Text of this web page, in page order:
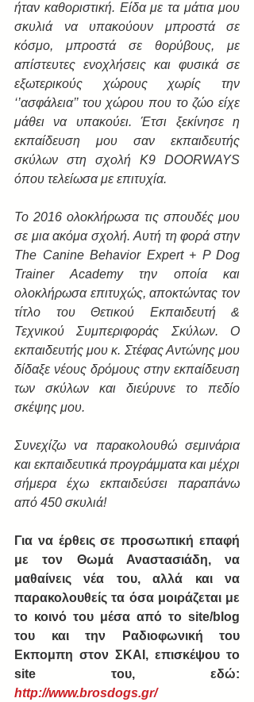
ήταν καθοριστική. Είδα με τα μάτια μου
σκυλιά να υπακούουν μπροστά σε
κόσμο, μπροστά σε θορύβους, με
απίστευτες ενοχλήσεις και φυσικά σε
εξωτερικούς χώρους χωρίς την
‘’ασφάλεια’’ του χώρου που το ζώο είχε
μάθει να υπακούει. Έτσι ξεκίνησε η
εκπαίδευση μου σαν εκπαιδευτής
σκύλων στη σχολή Κ9 DOORWAYS
όπου τελείωσα με επιτυχία.
Το 2016 ολοκλήρωσα τις σπουδές μου
σε μια ακόμα σχολή. Αυτή τη φορά στην
The Canine Behavior Expert + P Dog
Trainer Academy την οποία και
ολοκλήρωσα επιτυχώς, αποκτώντας τον
τίτλο του Θετικού Εκπαιδευτή &
Τεχνικού Συμπεριφοράς Σκύλων. Ο
εκπαιδευτής μου κ. Στέφας Αντώνης μου
δίδαξε νέους δρόμους στην εκπαίδευση
των σκύλων και διεύρυνε το πεδίο
σκέψης μου.
Συνεχίζω να παρακολουθώ σεμινάρια
και εκπαιδευτικά προγράμματα και μέχρι
σήμερα έχω εκπαιδεύσει παραπάνω
από 450 σκυλιά!
Για να έρθεις σε προσωπική επαφή
με τον Θωμά Αναστασιάδη, να
μαθαίνεις νέα του, αλλά και να
παρακολουθείς τα όσα μοιράζεται με
το κοινό του μέσα από το site/blog
του και την Ραδιοφωνική του
Εκπομπη στον ΣΚΑΙ, επισκέψου το
http://www.brosdogs.gr/